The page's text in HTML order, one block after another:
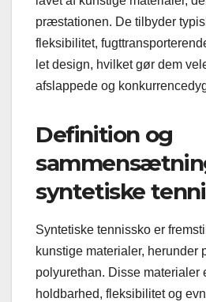
præstationen. De tilbyder
fleksibilitet,
let design, hvilket gør dem
afslappede og
Definition og
syntetiske
Syntetiske tennissko er
kunstige materialer, herunder
polyurethan. Disse materialer
holdbarhed, fleksibilitet og